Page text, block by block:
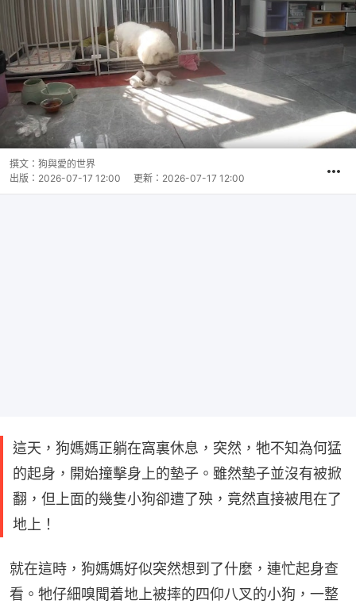
撰文： 狗與愛的世界
出版： 2026-07-17 12:00 更新： 2026-07-17 12:00
這天，狗媽媽正躺在窩裏休息，突然，牠不知為何猛
的起身，開始撞擊身上的墊子。雖然墊子並沒有被掀
翻，但上面的幾隻小狗卻遭了殃，竟然直接被甩在了
地上！
就在這時，狗媽媽好似突然想到了什麼，連忙起身查
看。牠仔細嗅聞着地上被摔的四仰八叉的小狗，一整